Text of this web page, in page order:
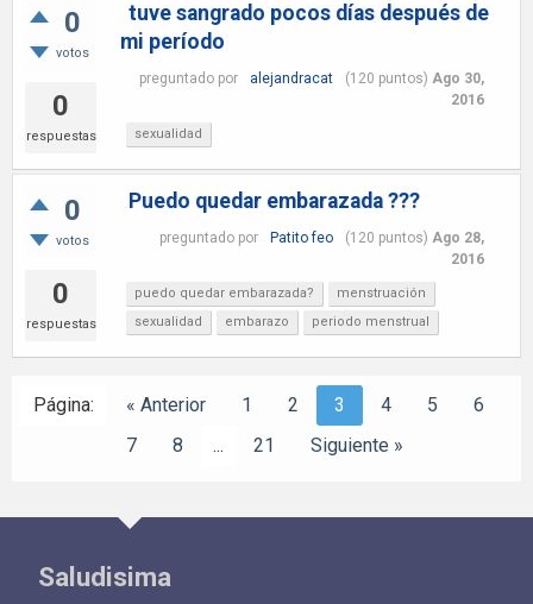
0
votos
0
respuestas
tuve sangrado pocos días después de
mi período
preguntado por alejandracat (120 puntos) Ago 30,
2016
sexualidad
0
votos
0
respuestas
Puedo quedar embarazada ???
preguntado por Patito feo (120 puntos) Ago 28,
2016
puedo quedar embarazada?
menstruación
sexualidad
embarazo periodo menstrual
Página: « Anterior 1 2 3 4 5
6
7
8 ... 21 Siguiente »
Saludisima